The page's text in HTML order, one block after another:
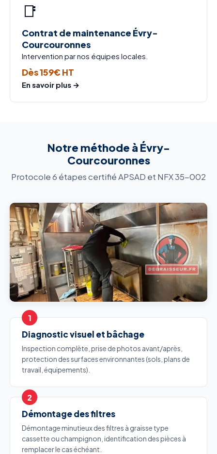
📑
Contrat de maintenance Évry-
Courcouronnes
Intervention par nos équipes locales.
Dès 159€ HT
En savoir plus →
Notre méthode à Évry-
Courcouronnes
Protocole 6 étapes certifié APSAD et NFX 35-002
Diagnostic visuel et bâchage
Inspection complète, prise de photos avant/après,
protection des surfaces environnantes (sols, plans de
travail, équipements).
Démontage des filtres
Démontage minutieux des filtres à graisse type
cassette ou champignon, identification des pièces à
remplacer le cas échéant.